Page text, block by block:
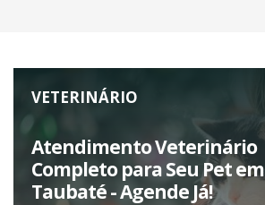
VETERINÁRIO
Atendimento Veterinário
Completo para Seu Pet em
Taubaté - Agende Já!